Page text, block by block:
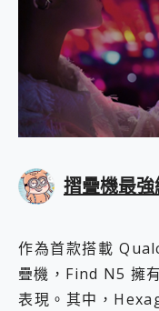
摺疊機最
作為首款搭載
疊機，Find N5 擁
表現。其中，